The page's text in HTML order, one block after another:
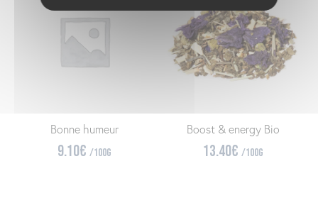
Bonne humeur
9.10€ /100g
Boost & energy Bio
13.40€/100g